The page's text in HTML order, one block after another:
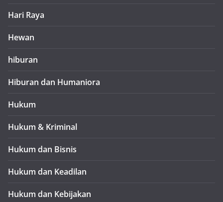
Hari Raya
Hewan
hiburan
Hiburan dan Humaniora
Hukum
Hukum & Kriminal
Hukum dan Bisnis
Hukum dan Keadilan
Hukum dan Kebijakan